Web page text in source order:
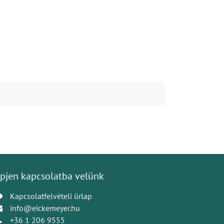
kapcsolatba velünk
Kapcsolatfelvételi űrlap
info@eickemeyer.hu
+36 1 206 9555